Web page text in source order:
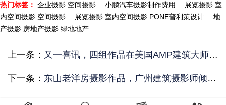
热门标签： 企业摄影 空间摄影 小鹏汽车摄影制作费用
展览摄影 室
内空间摄影 空间摄影
展览摄影 室内空间摄影 PONE普利策设计
地
产摄影 房地产摄影 绿地地产
上一条： 又一喜讯，四组作品在美国AMP建筑大师奖获奖，其中三个是WINNER奖！
下一条： 东山老洋房摄影作品，广州建筑摄影师倾心分享